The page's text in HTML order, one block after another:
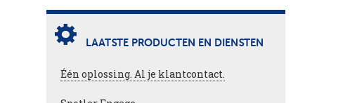
LAATSTE PRODUCTEN EN DIENSTEN
Één oplossing. Al je klantcontact.